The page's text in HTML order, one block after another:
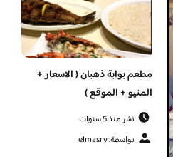
مطعم بوابة ذهبان ( الاسعار +
المنيو + الموقع )
نشر منذ 5 سنوات
بواسطة: elmasry